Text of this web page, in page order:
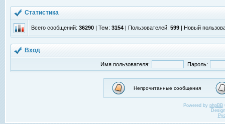
Статистика
Всего сообщений: 36290 | Тем: 3154 | Пользователей: 599 | Новый
Вход
Имя пользователя: Пароль:
Непрочитанные сообщения
Powered by phpBB